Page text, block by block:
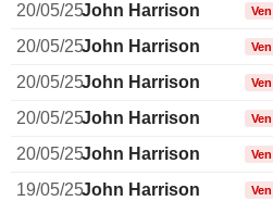
20/05/25John Harrison
20/05/25John Harrison
20/05/25John Harrison
20/05/25John Harrison
20/05/25John Harrison
19/05/25John Harrison